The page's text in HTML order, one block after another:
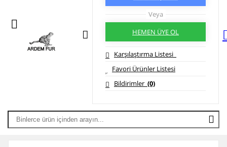
Veya
HEMEN ÜYE OL
Karşılaştırma Listesi
Favori Ürünler Listesi
Bildirimler (0)